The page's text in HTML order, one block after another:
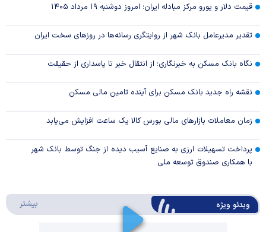
قیمت دلار و یورو مرکز مبادله ایران؛ امروز دوشنبه ۱۹ مرداد ۱۴۰۵
تقدیر مدیرعامل بانک شهر از روایتگری رسانه‌ها در روز‌های سخت ایران
نگاه بانک مسکن به خبرنگاری؛ از انتقال خبر تا پاسداری از حقیقت
نقشه راه جدید بانک مسکن برای آینده تامین مالی مسکن
زمان معاملات بازار‌های مالی بورس کالا یک ساعت افزایش می‌یابد
پرداخت تسهیلات ارزی به صنایع آسیب دیده از جنگ توسط بانک شهر
با همکاری صندوق توسعه ملی
ویدئو ویژه بیشتر